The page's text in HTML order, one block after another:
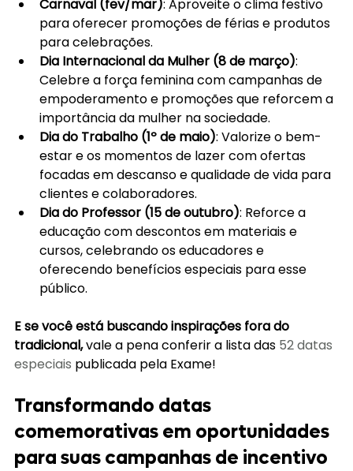
Carnaval (fev/mar): Aproveite o clima festivo
para oferecer promoções de férias e produtos
para celebrações.
Dia Internacional da Mulher (8 de março):
Celebre a força feminina com campanhas de
empoderamento e promoções que reforcem a
importância da mulher na sociedade.
Dia do Trabalho (1º de maio): Valorize o bem-
estar e os momentos de lazer com ofertas
focadas em descanso e qualidade de vida para
clientes e colaboradores.
Dia do Professor (15 de outubro): Reforce a
educação com descontos em materiais e
cursos, celebrando os educadores e
oferecendo benefícios especiais para esse
público.
E se você está buscando inspirações fora do
tradicional, vale a pena conferir a lista das 52 datas
especiais publicada pela Exame!
Transformando datas
comemorativas em oportunidades
para suas campanhas de incentivo